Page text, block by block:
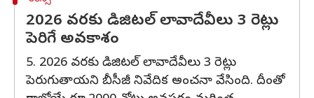
2026 వరకు డిజిటల్ లావాదేవీలు 3 రెట్లు
పెరిగే అవకాశం
5. 2026 వరకు డిజిటల్ లావాదేవీలు 3 రెట్లు
పెరుగుతాయని బీసీజీ నివేదిక అంచనా వేసింది. దీంతో